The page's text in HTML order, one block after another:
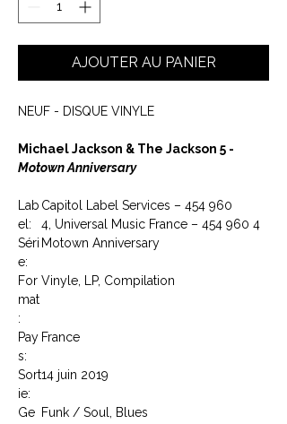
AJOUTER AU PANIER
NEUF - DISQUE VINYLE
Michael Jackson & The Jackson 5 -
Motown Anniversary
Lab
el:
Capitol Label Services – 454 960
4, Universal Music France – 454 960 4
Séri
e:
Motown Anniversary
For
mat
:
Vinyle, LP, Compilation
Pay
s:
France
Sort
ie:
14 juin 2019
Ge Funk / Soul, Blues